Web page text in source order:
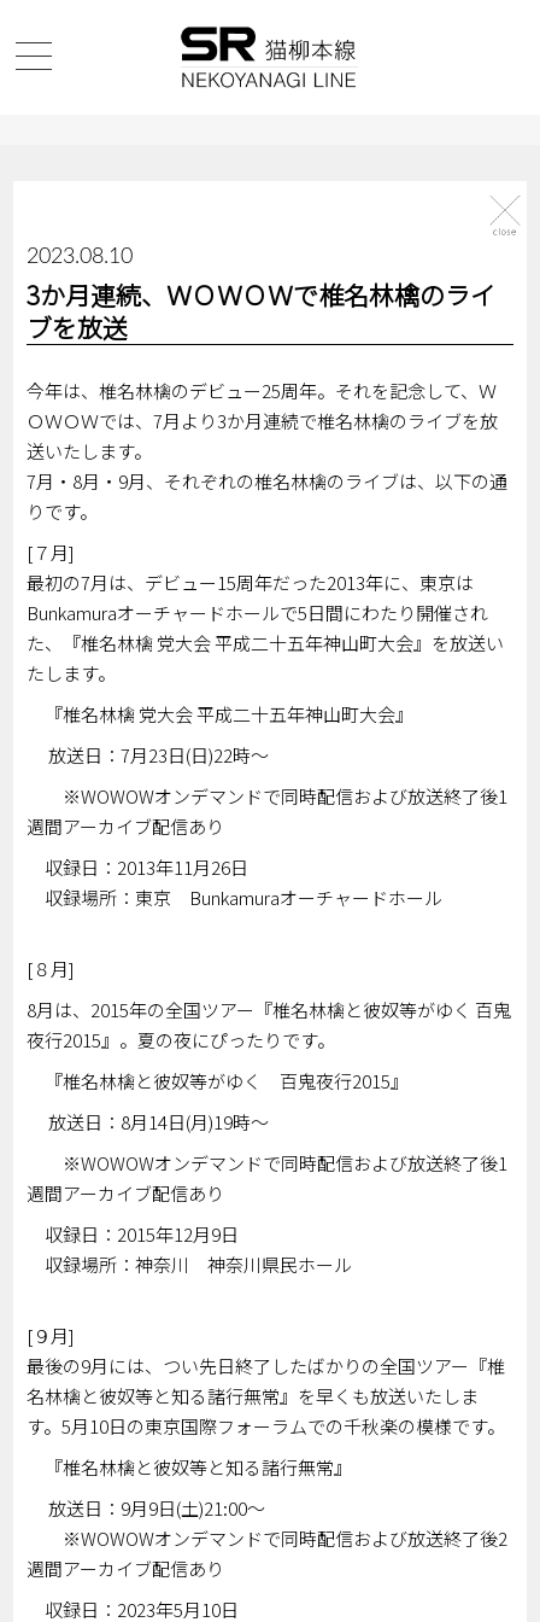
2023.08.10
3か月連続、ＷＯＷＯＷで椎名林檎のライ
ブを放送
今年は、椎名林檎のデビュー25周年。それを記念して、Ｗ
ＯＷＯＷでは、7月より3か月連続で椎名林檎のライブを放
送いたします。
7月・8月・9月、それぞれの椎名林檎のライブは、以下の通
りです。
[７月]
最初の7月は、デビュー15周年だった2013年に、東京は
Bunkamuraオーチャードホールで5日間にわたり開催され
た、『椎名林檎 党大会 平成二十五年神山町大会』を放送い
たします。
『椎名林檎 党大会 平成二十五年神山町大会』
放送日：7月23日(日)22時～
※WOWOWオンデマンドで同時配信および放送終了後1
週間アーカイブ配信あり
収録日：2013年11月26日
収録場所：東京 Bunkamuraオーチャードホール
[８月]
8月は、2015年の全国ツアー『椎名林檎と彼奴等がゆく 百鬼
夜行2015』。夏の夜にぴったりです。
『椎名林檎と彼奴等がゆく 百鬼夜行2015』
放送日：8月14日(月)19時～
※WOWOWオンデマンドで同時配信および放送終了後1
週間アーカイブ配信あり
収録日：2015年12月9日
収録場所：神奈川 神奈川県民ホール
[９月]
最後の9月には、つい先日終了したばかりの全国ツアー『椎
名林檎と彼奴等と知る諸行無常』を早くも放送いたしま
す。5月10日の東京国際フォーラムでの千秋楽の模様です。
『椎名林檎と彼奴等と知る諸行無常』
放送日：9月9日(土)21:00～
※WOWOWオンデマンドで同時配信および放送終了後2
週間アーカイブ配信あり
収録日：2023年5月10日